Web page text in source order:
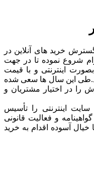
گسترش خرید های آنلاین در
شروع نموده تا در جهت
اینترنتی و با قیمت
این سال ها سعی شده
آموزش را در اختیار مشتریان و
سایت اینترنتی را تأسیس
و فعالیت قانونی
خیال آسوده اقدام به خرید